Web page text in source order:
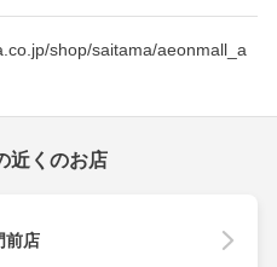
shop/saitama/aeonmall_a
近くのお店
前店